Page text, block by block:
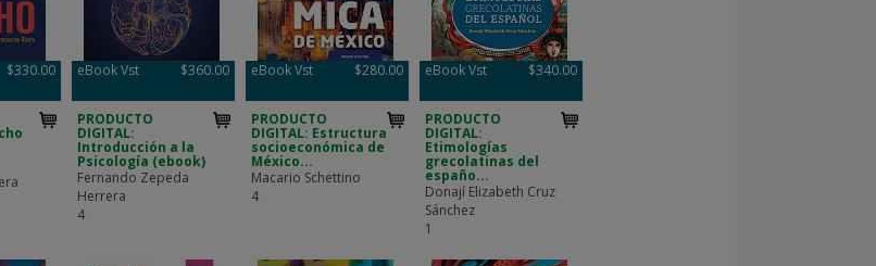
$330.00 eBook Vst $360.00
PRODUCTO
DIGITAL:
Introducción a la
Psicología (ebook)
Fernando Zepeda
Herrera
4
eBook Vst $280.00
PRODUCTO
DIGITAL: Estructura
socioeconómica de
México...
Macario Schettino
4
eBook Vst $340.00
PRODUCTO
DIGITAL:
Etimologías
grecolatinas del
españo...
Donají Elizabeth Cruz
Sánchez
1